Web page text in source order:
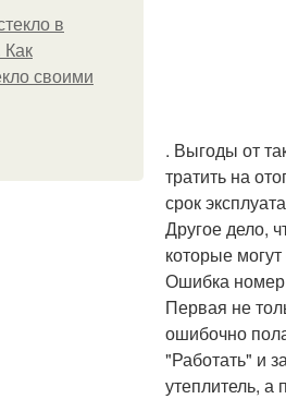
в
Как
своими
. Выгоды от
тратить на
срок
Другое дело,
которые
Ошибка номер
Первая не
ошибочно
"Работать" и
утеплитель, а